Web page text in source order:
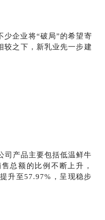
少企业将“破局”的希望寄
较之下，新乳业先一步建
司产品主要包括低温鲜牛
总额的比例不断上升，
升至57.97%，呈现稳步